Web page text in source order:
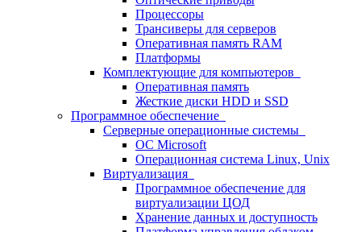
Процессоры
Трансиверы для серверов
Оперативная память RAM
Платформы
Комплектующие для компьютеров
Оперативная память
Жесткие диски HDD и SSD
Программное обеспечение
Серверные операционные системы
ОС Microsoft
Операционная система Linux, Unix
Виртуализация
Программное обеспечение для
виртуализации ЦОД
Хранение данных и доступность